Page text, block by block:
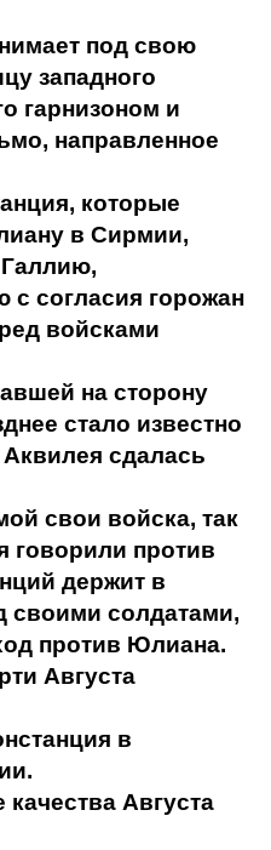
под свою
западного
гарнизоном и
направленное
которые
в Сирмии,
согласия горожан
войсками
на сторону
стало известно
сдалась
свои войска, так
говорили против
держит в
своими солдатами,
против Юлиана.
Августа
в
Августа